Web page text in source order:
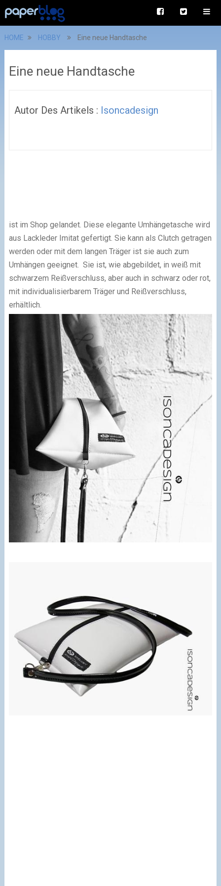
HOME HOBBY Eine neue Handtasche
Eine neue Handtasche
Autor Des Artikels : Isoncadesign
ist im Shop gelandet. Diese elegante Umhängetasche wird
aus Lackleder Imitat gefertigt. Sie kann als Clutch getragen
werden oder mit dem langen Träger ist sie auch zum
Umhängen geeignet. Sie ist, wie abgebildet, in weiß mit
schwarzem Reißverschluss, aber auch in schwarz oder rot,
mit individualisierbarem Träger und Reißverschluss,
erhältlich.